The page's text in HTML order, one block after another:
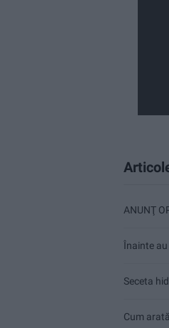
ANUNŢ
Înainte
Seceta
Cum